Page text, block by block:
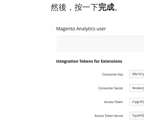
然後，按一下​完成。